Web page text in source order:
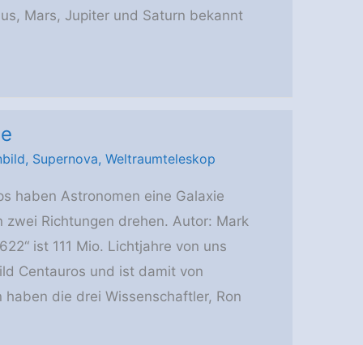
Mars, Jupiter und Saturn bekannt
, Supernova, Weltraumteleskop
haben Astronomen eine Galaxie
Richtungen drehen. Autor: Mark
ist 111 Mio. Lichtjahre von uns
Centauros und ist damit von
die drei Wissenschaftler, Ron